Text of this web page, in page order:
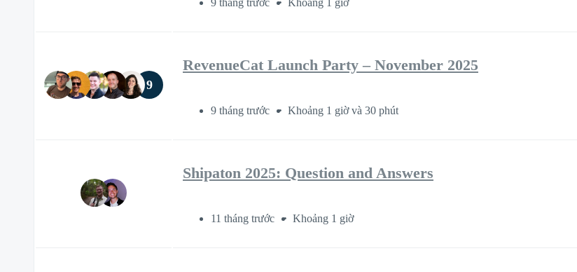
9 tháng trước Khoảng 1 giờ
9
RevenueCat Launch Party – November 2025
9 tháng trước Khoảng 1 giờ và 30 phút
Shipaton 2025: Question and Answers
11 tháng trước Khoảng 1 giờ